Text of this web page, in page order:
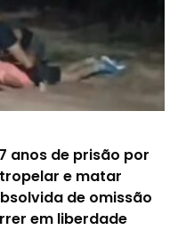
anos de prisão por
e matar
de omissão
em liberdade